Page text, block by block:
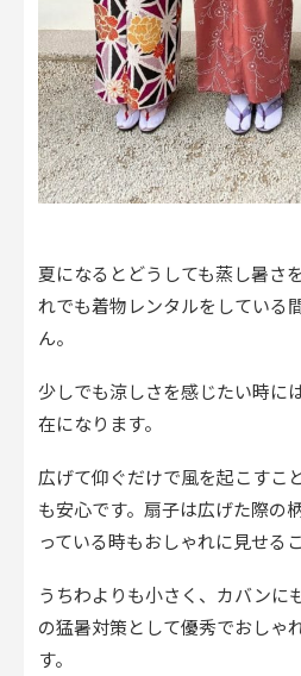
夏になるとどうしても蒸し暑さ
れでも着物レンタルをしている
ん。
少しでも涼しさを感じたい時に
在になります。
広げて仰ぐだけで風を起こすこ
も安心です。扇子は広げた際の
っている時もおしゃれに見せる
うちわよりも小さく、カバンに
の猛暑対策として優秀でおしゃ
す。